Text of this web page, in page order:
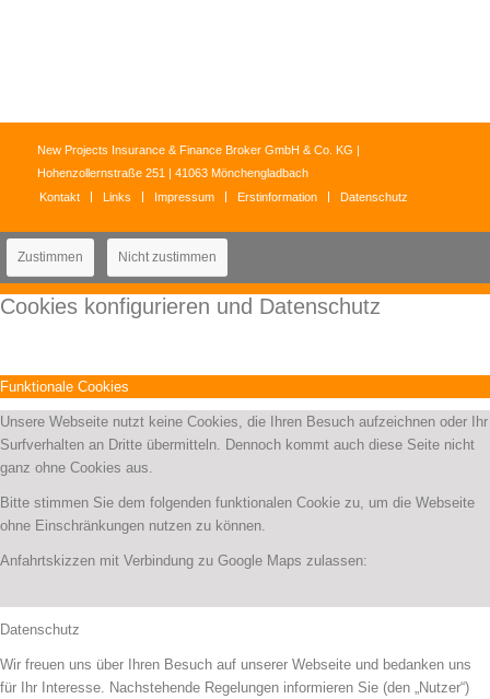
New Projects Insurance & Finance Broker GmbH & Co. KG |
Hohenzollernstraße 251 | 41063 Mönchengladbach
Kontakt
Links Impressum Erstinformation Datenschutz
Zustimmen Nicht zustimmen
Cookies konfigurieren und Datenschutz
Funktionale Cookies
Unsere Webseite nutzt keine Cookies, die Ihren Besuch aufzeichnen oder Ihr
Surfverhalten an Dritte übermitteln. Dennoch kommt auch diese Seite nicht
ganz ohne Cookies aus.
Bitte stimmen Sie dem folgenden funktionalen Cookie zu, um die Webseite
ohne Einschränkungen nutzen zu können.
Anfahrtskizzen mit Verbindung zu Google Maps zulassen:
Datenschutz
Wir freuen uns über Ihren Besuch auf unserer Webseite und bedanken uns
für Ihr Interesse. Nachstehende Regelungen informieren Sie (den „Nutzer“)